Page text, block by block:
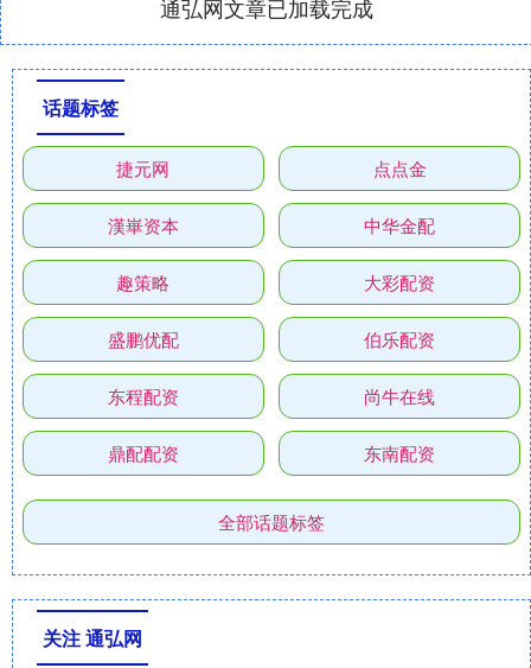
通弘网文章已加载完成
话题标签
捷元网 点点金
漢崋资本 中华金配
趣策略 大彩配资
盛鹏优配 伯乐配资
东程配资 尚牛在线
鼎配配资 东南配资
全部话题标签
关注 通弘网